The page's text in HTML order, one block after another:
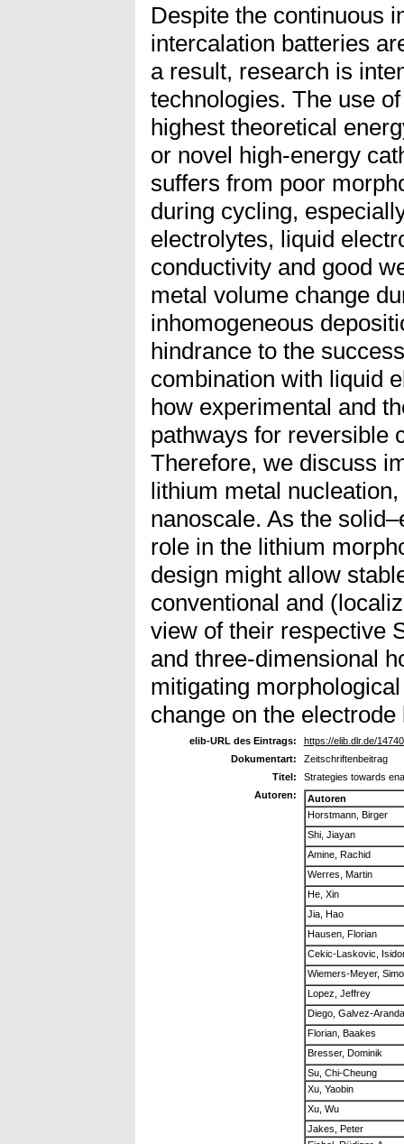
Despite the continuous
intercalation batteries
a result, research is
technologies. The use
highest theoretical
or novel high-energy
suffers from poor
during cycling,
electrolytes, liquid
conductivity and good
metal volume change
inhomogeneous
hindrance to the
combination with liquid
how experimental and
pathways for reversible
Therefore, we discuss
lithium metal
nanoscale. As the
role in the lithium
design might allow
conventional and
view of their respective
and three-dimensional
mitigating
change on the electrode
elib-URL des Eintrags:
https://elib.dlr.de/
Dokumentart:
Zeitschriftenbeitrag
Titel:
Strategies towards
Autoren:
Autoren
Horstmann, Birger
Shi, Jiayan
Amine, Rachid
Werres, Martin
He, Xin
Jia, Hao
Hausen, Florian
Cekic-Laskovic,
Wiemers-Meyer,
Lopez, Jeffrey
Diego, Galvez-Aranda
Florian, Baakes
Bresser, Dominik
Su, Chi-Cheung
Xu, Yaobin
Xu, Wu
Jakes, Peter